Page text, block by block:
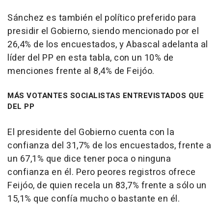
Sánchez es también el político preferido para
presidir el Gobierno, siendo mencionado por el
26,4% de los encuestados, y Abascal adelanta al
líder del PP en esta tabla, con un 10% de
menciones frente al 8,4% de Feijóo.
MÁS VOTANTES SOCIALISTAS ENTREVISTADOS QUE
DEL PP
El presidente del Gobierno cuenta con la
confianza del 31,7% de los encuestados, frente a
un 67,1% que dice tener poca o ninguna
confianza en él. Pero peores registros ofrece
Feijóo, de quien recela un 83,7% frente a sólo un
15,1% que confía mucho o bastante en él.